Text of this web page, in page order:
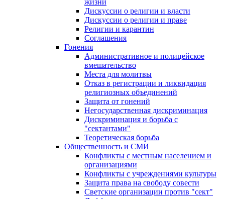
жизни
Дискуссии о религии и власти
Дискуссии о религии и праве
Религии и карантин
Соглашения
Гонения
Административное и полицейское
вмешательство
Места для молитвы
Отказ в регистрации и ликвидация
религиозных объединений
Защита от гонений
Негосударственная дискриминация
Дискриминация и борьба с
"сектантами"
Теоретическая борьба
Общественность и СМИ
Конфликты с местным населением и
организациями
Конфликты с учреждениями культуры
Защита права на свободу совести
Светские организации против "сект"